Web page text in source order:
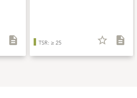
description TSR: ≥ 25 star_border description